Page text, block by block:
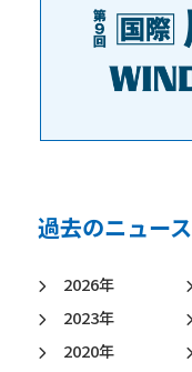
過去のニュース
2026年
2023年
2020年